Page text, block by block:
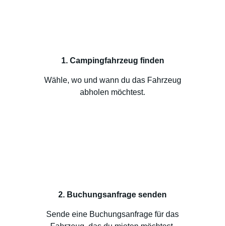
1. Campingfahrzeug finden
Wähle, wo und wann du das Fahrzeug
abholen möchtest.
2. Buchungsanfrage senden
Sende eine Buchungsanfrage für das